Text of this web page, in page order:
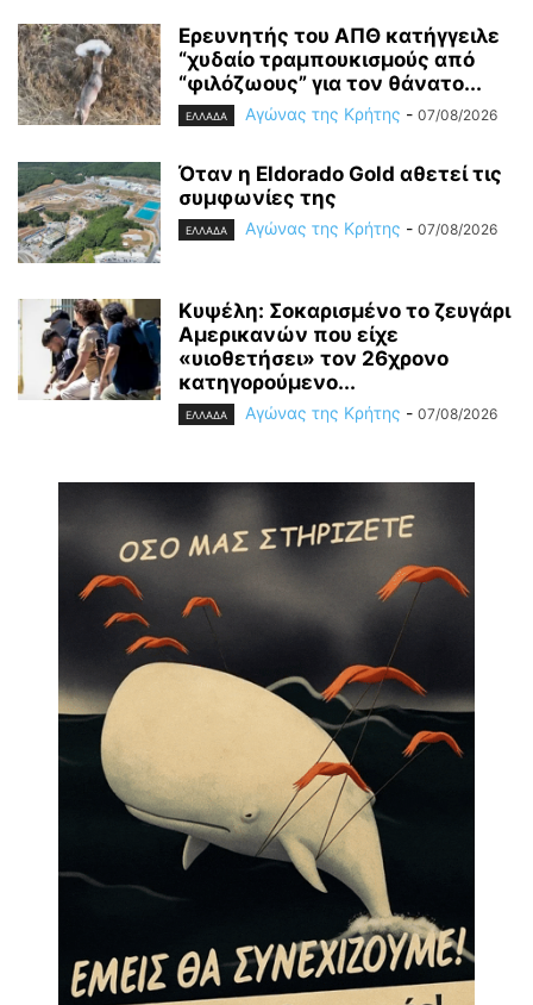
Ερευνητής του ΑΠΘ κατήγγειλε
“χυδαίο τραμπουκισμούς από
“φιλόζωους” για τον θάνατο...
ΕΛΛΑΔΑ Αγώνας της Κρήτης - 07/08/2026
Όταν η Eldorado Gold αθετεί τις
συμφωνίες της
ΕΛΛΑΔΑ Αγώνας της Κρήτης - 07/08/2026
Κυψέλη: Σοκαρισμένο το ζευγάρι
Αμερικανών που είχε
«υιοθετήσει» τον 26χρονο
κατηγορούμενο...
ΕΛΛΑΔΑ Αγώνας της Κρήτης - 07/08/2026